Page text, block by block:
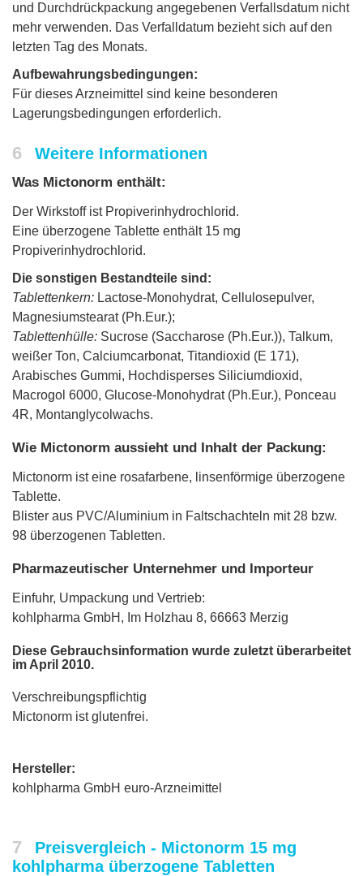
und Durchdrückpackung angegebenen Verfallsdatum nicht
mehr verwenden. Das Verfalldatum bezieht sich auf den
letzten Tag des Monats.
Aufbewahrungsbedingungen:
Für dieses Arzneimittel sind keine besonderen
Lagerungsbedingungen erforderlich.
6 Weitere Informationen
Was Mictonorm enthält:
Der Wirkstoff ist Propiverinhydrochlorid.
Eine überzogene Tablette enthält 15 mg
Propiverinhydrochlorid.
Die sonstigen Bestandteile sind:
Tablettenkern: Lactose-Monohydrat, Cellulosepulver,
Magnesiumstearat (Ph.Eur.);
Tablettenhülle: Sucrose (Saccharose (Ph.Eur.)), Talkum,
weißer Ton, Calciumcarbonat, Titandioxid (E 171),
Arabisches Gummi, Hochdisperses Siliciumdioxid,
Macrogol 6000, Glucose-Monohydrat (Ph.Eur.), Ponceau
4R, Montanglycolwachs.
Wie Mictonorm aussieht und Inhalt der Packung:
Mictonorm ist eine rosafarbene, linsenförmige überzogene
Tablette.
Blister aus PVC/Aluminium in Faltschachteln mit 28 bzw.
98 überzogenen Tabletten.
Pharmazeutischer Unternehmer und Importeur
Einfuhr, Umpackung und Vertrieb:
kohlpharma GmbH, Im Holzhau 8, 66663 Merzig
Diese Gebrauchsinformation wurde zuletzt überarbeitet
im April 2010.
Verschreibungspflichtig
Mictonorm ist glutenfrei.
Hersteller:
kohlpharma GmbH euro-Arzneimittel
7
Preisvergleich - Mictonorm 15 mg
kohlpharma überzogene Tabletten